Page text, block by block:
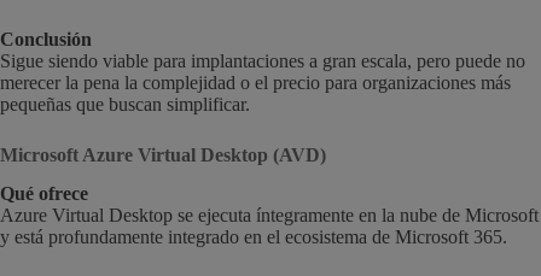
Conclusión
Sigue siendo viable para implantaciones a gran escala, pero puede no
merecer la pena la complejidad o el precio para organizaciones más
pequeñas que buscan simplificar.
Microsoft Azure Virtual Desktop (AVD)
Qué ofrece
Azure Virtual Desktop se ejecuta íntegramente en la nube de Microsoft
y está profundamente integrado en el ecosistema de Microsoft 365.